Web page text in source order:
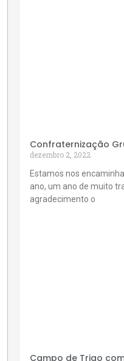
Confraternização
dezembro 2, 2022
Estamos nos
ano, um ano de muito
agradecimento o
Campo de Trigo